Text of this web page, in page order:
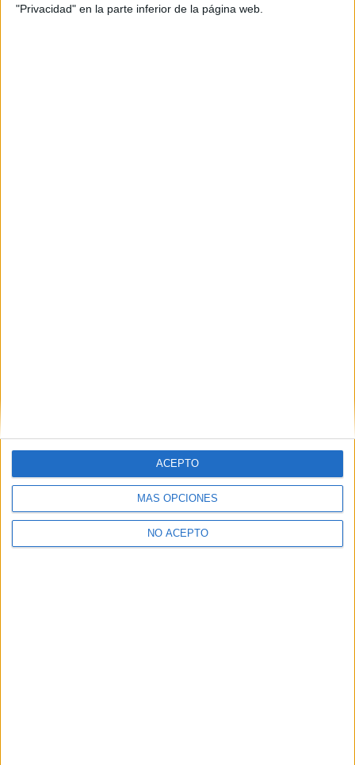
"Privacidad" en la parte inferior de la página web.
MÁS OPCIONES
NO ACEPTO
ACEPTO
Aceptolos Términos y Condicionesde uso*
Y como regalo de agradecimiento, por registrarte te daremos
gratis una copia de nuestro ebook con 100 consejos para tu
primer año de universidad